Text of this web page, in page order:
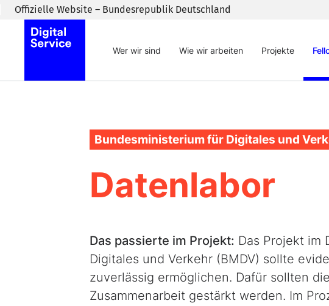
Zum Inhaltsbereich wechseln
Offizielle Website – Bundesrepublik Deutschland
Wer wir sind Wie wir arbeiten Projekte
Bundesministerium für Digitales und
Datenlabor
Das passierte im Projekt: Das Projekt im
Digitales und Verkehr (BMDV) sollte
zuverlässig ermöglichen. Dafür sollten
Zusammenarbeit gestärkt werden. Im